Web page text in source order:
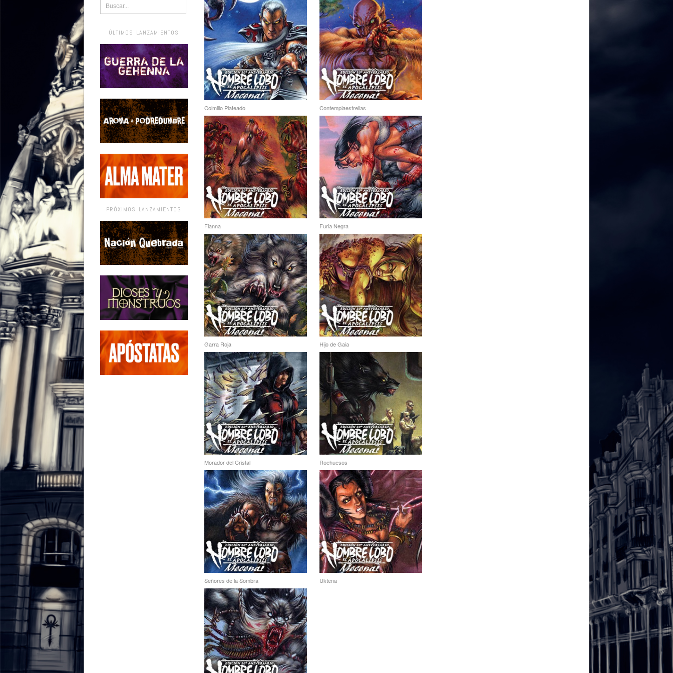
ÚLTIMOS LANZAMIENTOS
PRÓXIMOS LANZAMIENTOS
Colmillo Plateado Contemplaestrellas
Fianna Furia Negra
Garra Roja Hijo de Gaia
Morador del Cristal Roehuesos
Señores de la Sombra Uktena